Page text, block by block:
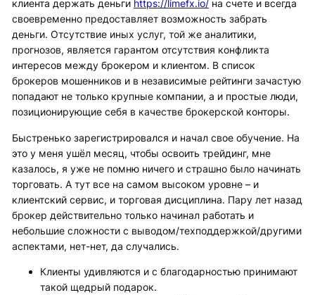
клиента держать деньги https://limefx.io/на счете и всегда
своевременно предоставляет возможность забрать
деньги. Отсутствие иных услуг, той же аналитики,
прогнозов, является гарантом отсутствия конфликта
интересов между брокером и клиентом. В список
брокеров мошенников и в независимые рейтинги зачастую
попадают не только крупные компании, а и простые люди,
позиционирующие себя в качестве брокерской конторы.
Быстренько зарегистрировался и начал свое обучение. На
это у меня ушёл месяц, чтобы освоить трейдинг, мне
казалось, я уже не помню ничего и страшно было начинать
торговать. А тут все на самом высоком уровне – и
клиентский сервис, и торговая дисциплина. Пару лет назад
брокер действительно только начинал работать и
небольшие сложности с выводом/техподдержкой/другими
аспектами, нет-нет, да случались.
Клиенты удивляются и с благодарностью принимают
такой щедрый подарок.